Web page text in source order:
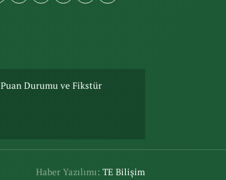
Puan Durumu ve Fikstür
Haber Yazılımı:TE Bilişim